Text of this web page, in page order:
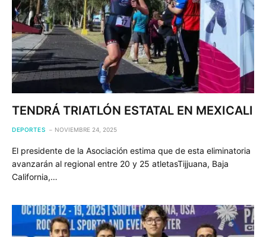
TENDRÁ TRIATLÓN ESTATAL EN MEXICALI
DEPORTES NOVIEMBRE 24, 2025
El presidente de la Asociación estima que de esta eliminatoria
avanzarán al regional entre 20 y 25 atletasTijjuana, Baja
California,…